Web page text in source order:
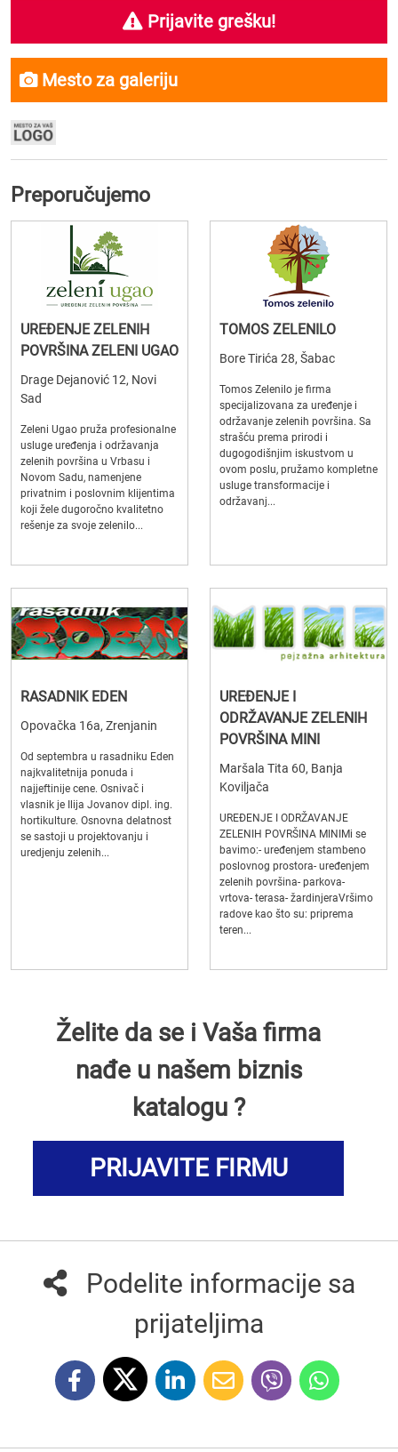
Prijavite grešku!
Mesto za galeriju
Preporučujemo
UREĐENJE ZELENIH
POVRŠINA ZELENI UGAO
Drage Dejanović 12, Novi
Sad
Zeleni Ugao pruža profesionalne
usluge uređenja i održavanja
zelenih površina u Vrbasu i
Novom Sadu, namenjene
privatnim i poslovnim klijentima
koji žele dugoročno kvalitetno
rešenje za svoje zelenilo...
TOMOS ZELENILO
Bore Tirića 28, Šabac
Tomos Zelenilo je firma
specijalizovana za uređenje i
održavanje zelenih površina. Sa
strašću prema prirodi i
dugogodišnjim iskustvom u
ovom poslu, pružamo kompletne
usluge transformacije i
održavanj...
RASADNIK EDEN
Opovačka 16a, Zrenjanin
Od septembra u rasadniku Eden
najkvalitetnija ponuda i
najjeftinije cene. Osnivač i
vlasnik je Ilija Jovanov dipl. ing.
hortikulture. Osnovna delatnost
se sastoji u projektovanju i
uredjenju zelenih...
UREĐENJE I
ODRŽAVANJE ZELENIH
POVRŠINA MINI
Maršala Tita 60, Banja
Koviljača
UREĐENJE I ODRŽAVANJE
ZELENIH POVRŠINA MINIMi se
bavimo:- uređenjem stambeno
poslovnog prostora- uređenjem
zelenih površina- parkova-
vrtova- terasa- žardinjeraVršimo
radove kao što su: priprema
teren...
Želite da se i Vaša firma
nađe u našem biznis
katalogu ?
PRIJAVITE FIRMU
Podelite informacije sa
prijateljima